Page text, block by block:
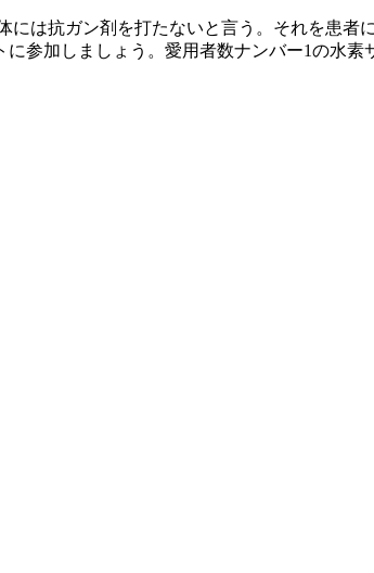
は抗ガン剤を打たないと言う。それを患者
参加しましょう。愛用者数ナンバー1の水素